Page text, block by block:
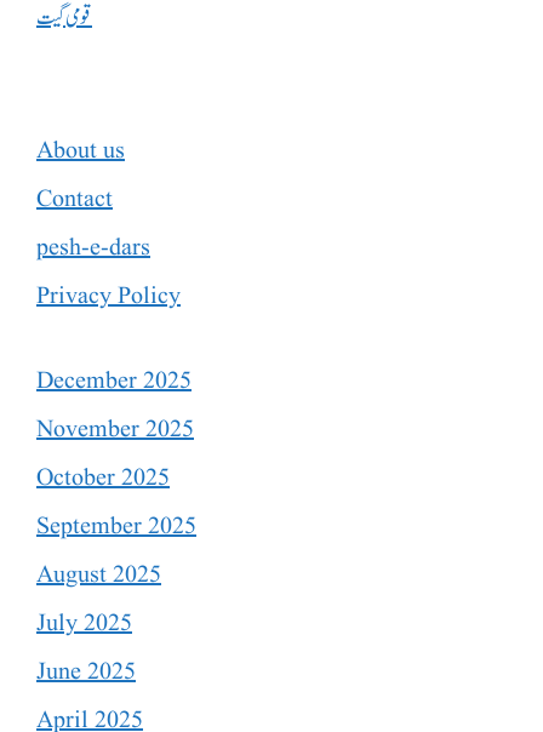
قومی گیت
About us
Contact
pesh-e-dars
Privacy Policy
December 2025
November 2025
October 2025
September 2025
August 2025
July 2025
June 2025
April 2025